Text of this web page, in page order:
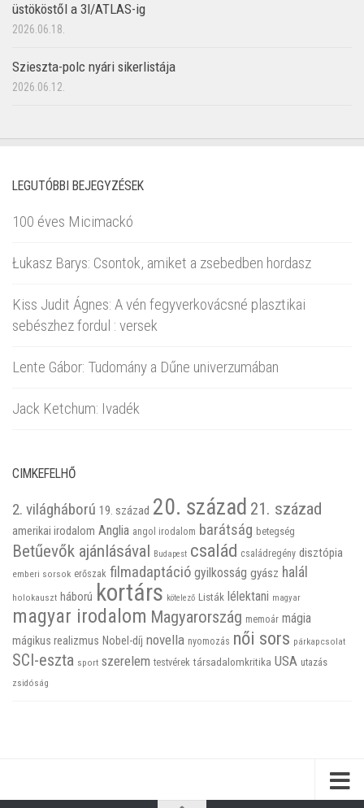
üstököstől a 3I/ATLAS-ig
2026.06.18.
Szieszta-polc nyári sikerlistája
2026.06.12.
LEGUTÓBBI BEJEGYZÉSEK
100 éves Micimackó
Łukasz Barys: Csontok, amiket a zsebedben hordasz
Kiss Judit Ágnes: A vén fegyverkovácsné plasztikai
sebészhez fordul : versek
Lente Gábor: Tudomány a Dűne univerzumában
Jack Ketchum: Ivadék
CIMKEFELHŐ
2. világháború 19. század 20. század 21. század
amerikai irodalom Anglia angol irodalom barátság betegség
Betűevők ajánlásával Budapest család családregény disztópia
emberi sorsok erőszak filmadaptáció gyilkosság gyász halál
holokauszt háború kortárs kötelező Listák lélektani magyar
magyar irodalom Magyarország memoár mágia
mágikus realizmus Nobel-díj novella nyomozás női sors párkapcsolat
SCI-eszta sport szerelem testvérek társadalomkritika USA utazás
zsidóság